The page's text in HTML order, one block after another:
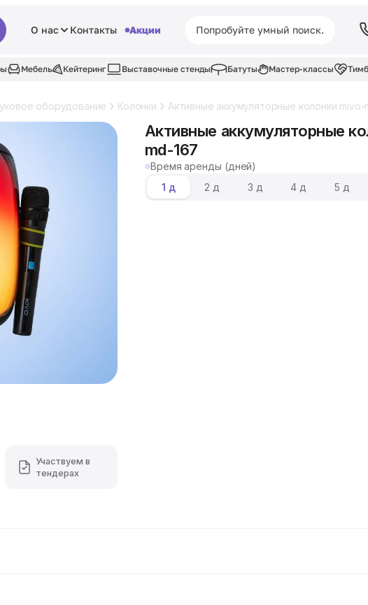
О нас Контакты Акции
Мебель Кейтеринг Выставочные стенды Батуты Мастер-классы
оборудование Колонки Активные аккумуляторные колонки mivo-
Участвуем в
тендерах
Активные аккумуляторные
md-167
Время аренды (дней)
1 д
2 д 3 д 4 д 5 д